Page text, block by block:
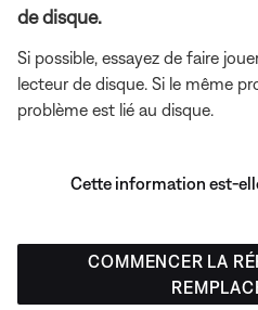
de disque.
Si possible, essayez de faire
lecteur de disque. Si le même
problème est lié au disque.
Cette information est-
COMMENCER LA